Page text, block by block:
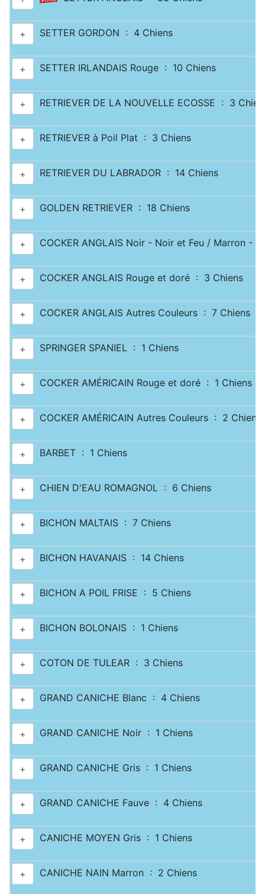
+ SETTER GORDON : 4 Chiens
+ SETTER IRLANDAIS Rouge : 10 Chiens
+ RETRIEVER DE LA NOUVELLE ECOSSE : 3
+ RETRIEVER à Poil Plat : 3 Chiens
+ RETRIEVER DU LABRADOR : 14 Chiens
+ GOLDEN RETRIEVER : 18 Chiens
+ COCKER ANGLAIS Noir - Noir et Feu / Marron -
+ COCKER ANGLAIS Rouge et doré : 3 Chiens
+ COCKER ANGLAIS Autres Couleurs : 7 Chiens
+ SPRINGER SPANIEL : 1 Chiens
+ COCKER AMÉRICAIN Rouge et doré : 1 Chiens
+ COCKER AMÉRICAIN Autres Couleurs : 2 Chiens
+ BARBET : 1 Chiens
+ CHIEN D'EAU ROMAGNOL : 6 Chiens
+ BICHON MALTAIS : 7 Chiens
+ BICHON HAVANAIS : 14 Chiens
+ BICHON A POIL FRISE : 5 Chiens
+ BICHON BOLONAIS : 1 Chiens
+ COTON DE TULEAR : 3 Chiens
+ GRAND CANICHE Blanc : 4 Chiens
+ GRAND CANICHE Noir : 1 Chiens
+ GRAND CANICHE Gris : 1 Chiens
+ GRAND CANICHE Fauve : 4 Chiens
+ CANICHE MOYEN Gris : 1 Chiens
+ CANICHE NAIN Marron : 2 Chiens